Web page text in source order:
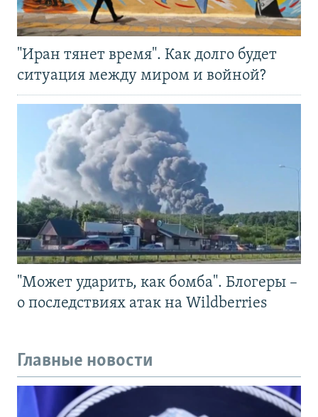
"Иран тянет время". Как долго будет
ситуация между миром и войной?
"Может ударить, как бомба". Блогеры –
о последствиях атак на Wildberries
Главные новости